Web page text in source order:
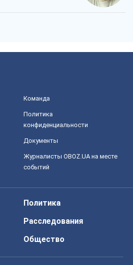
Команда
Политика
конфиденциальности
Документы
Журналисты OBOZ.UA на месте
событий
Политика
Расследования
Общество